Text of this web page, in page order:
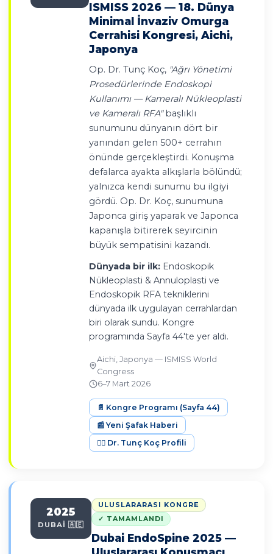
ISMISS 2026 — 18. Dünya
Minimal İnvaziv Omurga
Cerrahisi Kongresi, Aichi,
Japonya
Op. Dr. Tunç Koç, "Ağrı Yönetimi
Prosedürlerinde Endoskopi
Kullanımı — Kameralı Nükleoplasti
ve Kameralı RFA"başlıklı
sunumunu dünyanın dört bir
yanından gelen 500+ cerrahın
önünde gerçekleştirdi. Konuşma
defalarca ayakta alkışlarla bölündü;
yalnızca kendi sunumu bu ilgiyi
gördü. Op. Dr. Koç, sunumuna
Japonca giriş yaparak ve Japonca
kapanışla bitirerek seyircinin
büyük sempatisini kazandı.
Dünyada bir ilk: Endoskopik
Nükleoplasti & Annuloplasti ve
Endoskopik RFA tekniklerini
dünyada ilk uygulayan cerrahlardan
biri olarak sundu. Kongre
programında Sayfa 44'te yer aldı.
Aichi, Japonya — ISMISS World
Congress
6–7 Mart 2026
📄 Kongre Programı (Sayfa 44)
📰 Yeni Şafak Haberi
👨‍⚕️ Dr. Tunç Koç Profili
2025
DUBAİ 🇦🇪
ULUSLARARASI KONGRE
✓ TAMAMLANDI
Dubai EndoSpine 2025 —